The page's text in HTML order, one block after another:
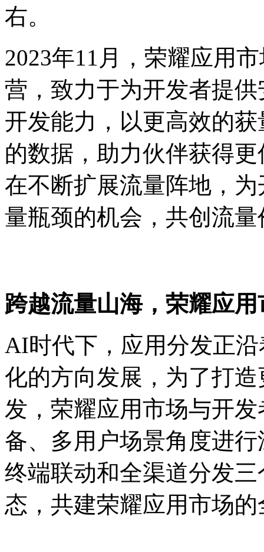
右。
2023年11月，荣耀应用
营，致力于为开发者提
开发能力，以更高效的
的数据，助力伙伴获得
在不断扩展流量阵地，
量瓶颈的机会，共创流
跨越流量山海，荣耀应
AI时代下，应用分发正
化的方向发展，为了打
发，荣耀应用市场与开
备、多用户场景角度进
终端联动和全渠道分发
态，共建荣耀应用市场